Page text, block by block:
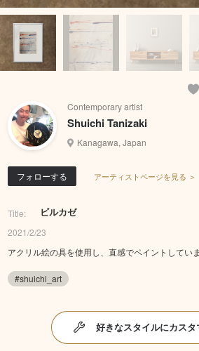
Contemporary artist
Shuichi Tanizaki
Kanagawa, Japan
フォローする アーティストページを見る ＞
Title: ビルカゼ
2021/2/23
アクリル絵の具を使用し、直感でペイントしていま
#shuichi_art
好きなスタイルにカスタ